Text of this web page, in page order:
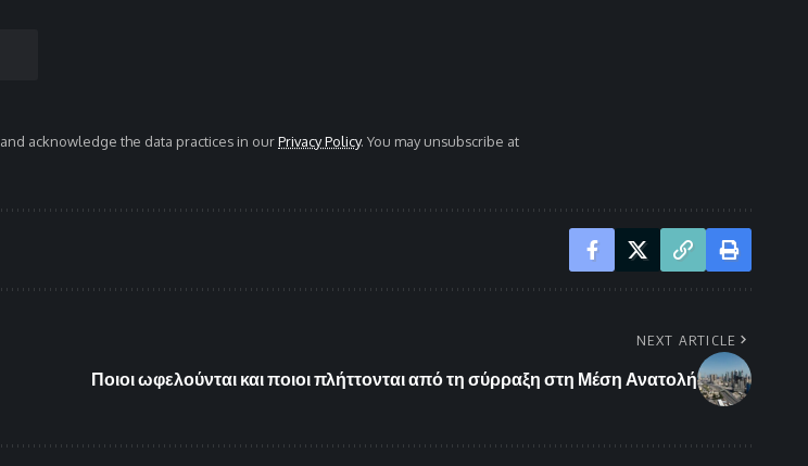
and acknowledge the data practices in ourPrivacy Policy. You may unsubscribe at
NEXT ARTICLE
Ποιοι ωφελούνται και ποιοι πλήττονται από τη σύρραξη στη Μέση Ανατολή